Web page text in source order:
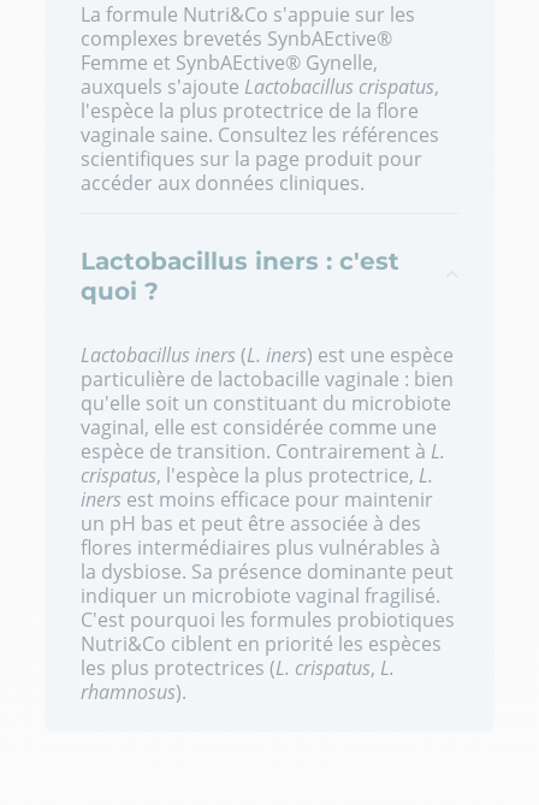
La formule Nutri&Co s'appuie sur les
complexes brevetés SynbAEctive®
Femme et SynbAEctive® Gynelle,
auxquels s'ajoute Lactobacillus crispatus,
l'espèce la plus protectrice de la flore
vaginale saine. Consultez les références
scientifiques sur la page produit pour
accéder aux données cliniques.
Lactobacillus iners : c'est
quoi ?
Lactobacillus iners (L. iners) est une espèce
particulière de lactobacille vaginale : bien
qu'elle soit un constituant du microbiote
vaginal, elle est considérée comme une
espèce de transition. Contrairement à L.
crispatus, l'espèce la plus protectrice, L.
iners est moins efficace pour maintenir
un pH bas et peut être associée à des
flores intermédiaires plus vulnérables à
la dysbiose. Sa présence dominante peut
indiquer un microbiote vaginal fragilisé.
C'est pourquoi les formules probiotiques
Nutri&Co ciblent en priorité les espèces
les plus protectrices (L. crispatus, L.
rhamnosus).